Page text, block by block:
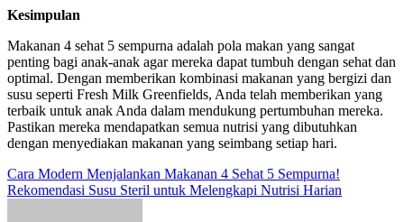
Kesimpulan
Makanan 4 sehat 5 sempurna adalah pola makan yang sangat
penting bagi anak-anak agar mereka dapat tumbuh dengan sehat dan
optimal. Dengan memberikan kombinasi makanan yang bergizi dan
susu seperti Fresh Milk Greenfields, Anda telah memberikan yang
terbaik untuk anak Anda dalam mendukung pertumbuhan mereka.
Pastikan mereka mendapatkan semua nutrisi yang dibutuhkan
dengan menyediakan makanan yang seimbang setiap hari.
Post
navigation
Cara Modern Menjalankan Makanan 4 Sehat 5 Sempurna!
Rekomendasi Susu Steril untuk Melengkapi Nutrisi Harian